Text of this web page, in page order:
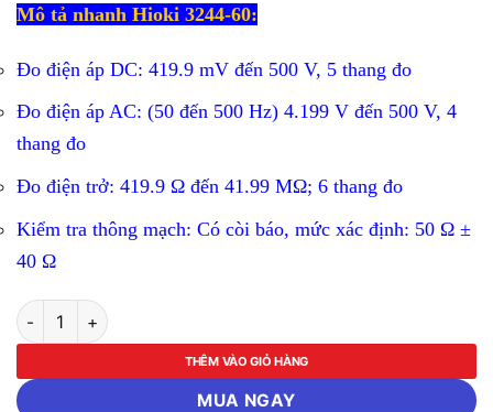
Mô tả nhanh Hioki 3244-60:
Đo điện áp DC: 419.9 mV đến 500 V, 5 thang đo
Đo điện áp AC: (50 đến 500 Hz) 4.199 V đến 500 V, 4
thang đo
Đo điện trở: 419.9 Ω đến 41.99 MΩ; 6 thang đo
Kiểm tra thông mạch: Có còi báo, mức xác định: 50 Ω ±
40 Ω
Thiết Bị Đo Điện Đa Năng Bỏ Túi Hioki 3244-60 số lượng
THÊM VÀO GIỎ HÀNG
MUA NGAY